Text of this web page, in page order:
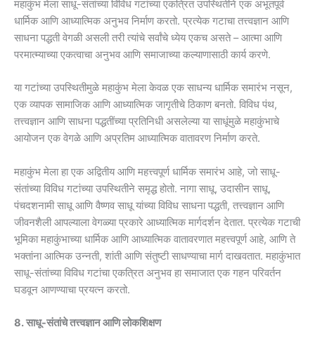
महाकुंभ मेला साधू-संतांच्या विविध गटांच्या एकत्रित उपस्थितीने एक अभूतपूर्व
धार्मिक आणि आध्यात्मिक अनुभव निर्माण करतो. प्रत्येक गटाचा तत्त्वज्ञान आणि
साधना पद्धती वेगळी असली तरी त्यांचे सर्वांचे ध्येय एकच असते – आत्मा आणि
परमात्म्याच्या एकत्वाचा अनुभव आणि समाजाच्या कल्याणासाठी कार्य करणे.
या गटांच्या उपस्थितीमुळे महाकुंभ मेला केवळ एक साधन्य धार्मिक समारंभ नसून,
एक व्यापक सामाजिक आणि आध्यात्मिक जागृतीचे ठिकाण बनतो. विविध पंथ,
तत्त्वज्ञान आणि साधना पद्धतींच्या प्रतिनिधी असलेल्या या साधूंमुळे महाकुंभाचे
आयोजन एक वेगळे आणि अप्रतिम आध्यात्मिक वातावरण निर्माण करते.
महाकुंभ मेला हा एक अद्वितीय आणि महत्त्वपूर्ण धार्मिक समारंभ आहे, जो साधू-
संतांच्या विविध गटांच्या उपस्थितीने समृद्ध होतो. नागा साधू, उदासीन साधू,
पंचदशनामी साधू आणि वैष्णव साधू यांच्या विविध साधना पद्धती, तत्त्वज्ञान आणि
जीवनशैली आपल्याला वेगळ्या प्रकारे आध्यात्मिक मार्गदर्शन देतात. प्रत्येक गटाची
भूमिका महाकुंभाच्या धार्मिक आणि आध्यात्मिक वातावरणात महत्त्वपूर्ण आहे, आणि ते
भक्तांना आत्मिक उन्नती, शांती आणि संतुष्टी साधण्याचा मार्ग दाखवतात. महाकुंभात
साधू-संतांच्या विविध गटांचा एकत्रित अनुभव हा समाजात एक गहन परिवर्तन
घडवून आणण्याचा प्रयत्न करतो.
8. साधू-संतांचे तत्त्वज्ञान आणि लोकशिक्षण